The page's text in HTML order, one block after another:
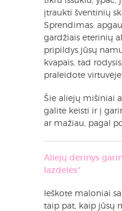
įtraukti šventinių
Sprendimas:
gardžiais eterinių
pripildys jūsų
kvapais, tad
praleidote virtuvėje.
Šie aliejų mišiniai
galite keisti ir į
ar mažiau, pagal
Aliejų derinys
lazdelės“
Ieškote maloniai
taip pat, kaip jūsų